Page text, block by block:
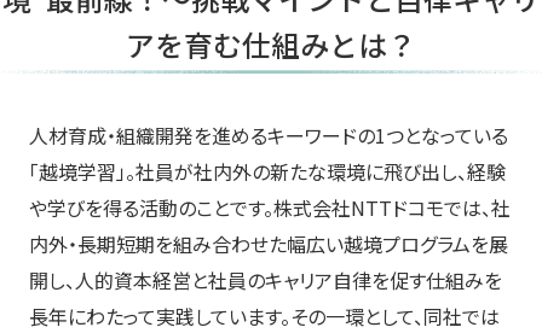
で
ま
す）
ま
す）
ま
す）
アを育む仕組みとは？
人材育成・組織開発を進めるキーワードの1つとなっている
「越境学習」。社員が社内外の新たな環境に飛び出し、経験
や学びを得る活動のことです。株式会社NTTドコモでは、社
内外・長期短期を組み合わせた幅広い越境プログラムを展
開し、人的資本経営と社員のキャリア自律を促す仕組みを
長年にわたって実践しています。その一環として、同社では